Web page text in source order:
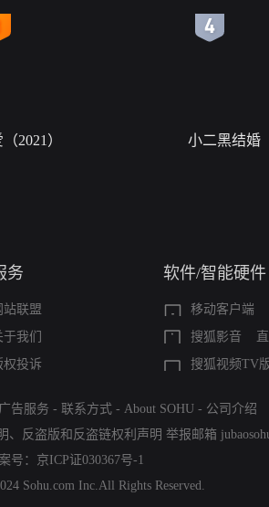
2021） 小二黑结婚
务
站联盟
于我们
权投诉
软件/智能硬件
移动客户端
搜狐影音
搜狐视频TV
广告服务 - 联系方式 - About SOHU - 公司介绍
、 反盗版和反盗链权利声明 举报邮箱
号： 京ICP证030367号-1
Sohu.com Inc.All Rights Reserved.